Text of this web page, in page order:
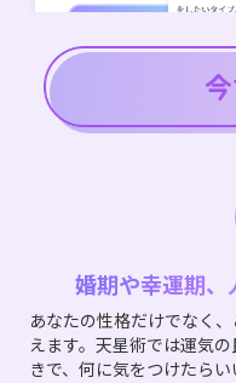
婚期や幸運期、
あなたの性格だけでなく
えます。天星術では運気
きで、何に気をつけたらい